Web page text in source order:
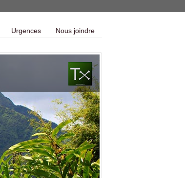
Urgences Nous joindre